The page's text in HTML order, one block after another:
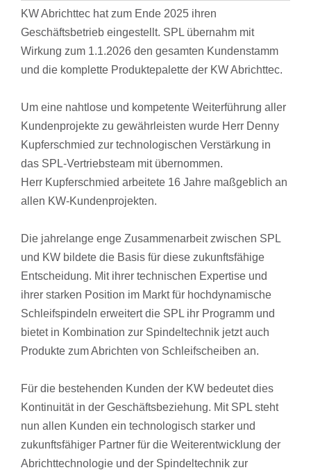
KW Abrichttec hat zum Ende 2025 ihren
Geschäftsbetrieb eingestellt. SPL übernahm mit
Wirkung zum 1.1.2026 den gesamten Kundenstamm
und die komplette Produktepalette der KW Abrichttec.
Um eine nahtlose und kompetente Weiterführung aller
Kundenprojekte zu gewährleisten wurde Herr Denny
Kupferschmied zur technologischen Verstärkung in
das SPL-Vertriebsteam mit übernommen.
Herr Kupferschmied arbeitete 16 Jahre maßgeblich an
allen KW-Kundenprojekten.
Die jahrelange enge Zusammenarbeit zwischen SPL
und KW bildete die Basis für diese zukunftsfähige
Entscheidung. Mit ihrer technischen Expertise und
ihrer starken Position im Markt für hochdynamische
Schleifspindeln erweitert die SPL ihr Programm und
bietet in Kombination zur Spindeltechnik jetzt auch
Produkte zum Abrichten von Schleifscheiben an.
Für die bestehenden Kunden der KW bedeutet dies
Kontinuität in der Geschäftsbeziehung. Mit SPL steht
nun allen Kunden ein technologisch starker und
zukunftsfähiger Partner für die Weiterentwicklung der
Abrichttechnologie und der Spindeltechnik zur